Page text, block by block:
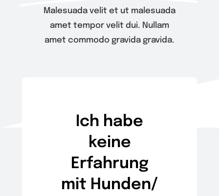
Vermittlung
Malesuada velit et ut malesuada
amet tempor velit dui. Nullam
amet commodo gravida gravida.
Ich habe
keine
Erfahrung
mit Hunden/